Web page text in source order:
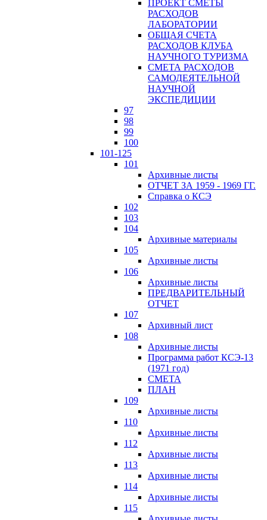
ПРОЕКТ СМЕТЫ
РАСХОДОВ
ЛАБОРАТОРИИ
ОБЩАЯ СЧЕТА
РАСХОДОВ КЛУБА
НАУЧНОГО ТУРИЗМА
СМЕТА РАСХОДОВ
САМОДЕЯТЕЛЬНОЙ
НАУЧНОЙ
ЭКСПЕДИЦИИ
97
98
99
100
101-125
101
Архивные листы
ОТЧЕТ ЗА 1959 - 1969 ГГ.
Справка о КСЭ
102
103
104
Архивные материалы
105
Архивные листы
106
Архивные листы
ПРЕДВАРИТЕЛЬНЫЙ
ОТЧЕТ
107
Архивный лист
108
Архивные листы
Программа работ КСЭ-13
(1971 год)
СМЕTA
ПЛАН
109
Архивные листы
110
Архивные листы
112
Архивные листы
113
Архивные листы
114
Архивные листы
115